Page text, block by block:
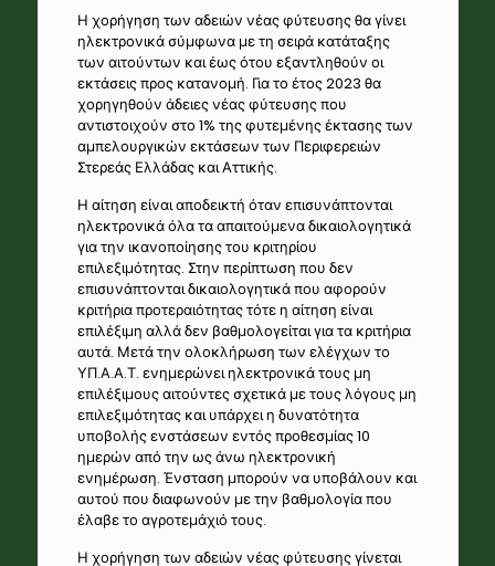
Η χορήγηση των αδειών νέας φύτευσης θα γίνει
ηλεκτρονικά σύμφωνα με τη σειρά κατάταξης
των αιτούντων και έως ότου εξαντληθούν οι
εκτάσεις προς κατανομή. Για το έτος 2023 θα
χορηγηθούν άδειες νέας φύτευσης που
αντιστοιχούν στο 1% της φυτεμένης έκτασης των
αμπελουργικών εκτάσεων των Περιφερειών
Στερεάς Ελλάδας και Αττικής.
Η αίτηση είναι αποδεικτή όταν επισυνάπτονται
ηλεκτρονικά όλα τα απαιτούμενα δικαιολογητικά
για την ικανοποίησης του κριτηρίου
επιλεξιμότητας. Στην περίπτωση που δεν
επισυνάπτονται δικαιολογητικά που αφορούν
κριτήρια προτεραιότητας τότε η αίτηση είναι
επιλέξιμη αλλά δεν βαθμολογείται για τα κριτήρια
αυτά. Μετά την ολοκλήρωση των ελέγχων το
ΥΠ.Α.Α.Τ. ενημερώνει ηλεκτρονικά τους μη
επιλέξιμους αιτούντες σχετικά με τους λόγους μη
επιλεξιμότητας και υπάρχει η δυνατότητα
υποβολής ενστάσεων εντός προθεσμίας 10
ημερών από την ως άνω ηλεκτρονική
ενημέρωση. Ένσταση μπορούν να υποβάλουν και
αυτού που διαφωνούν με την βαθμολογία που
έλαβε το αγροτεμάχιό τους.
Η χορήγηση των αδειών νέας φύτευσης γίνεται